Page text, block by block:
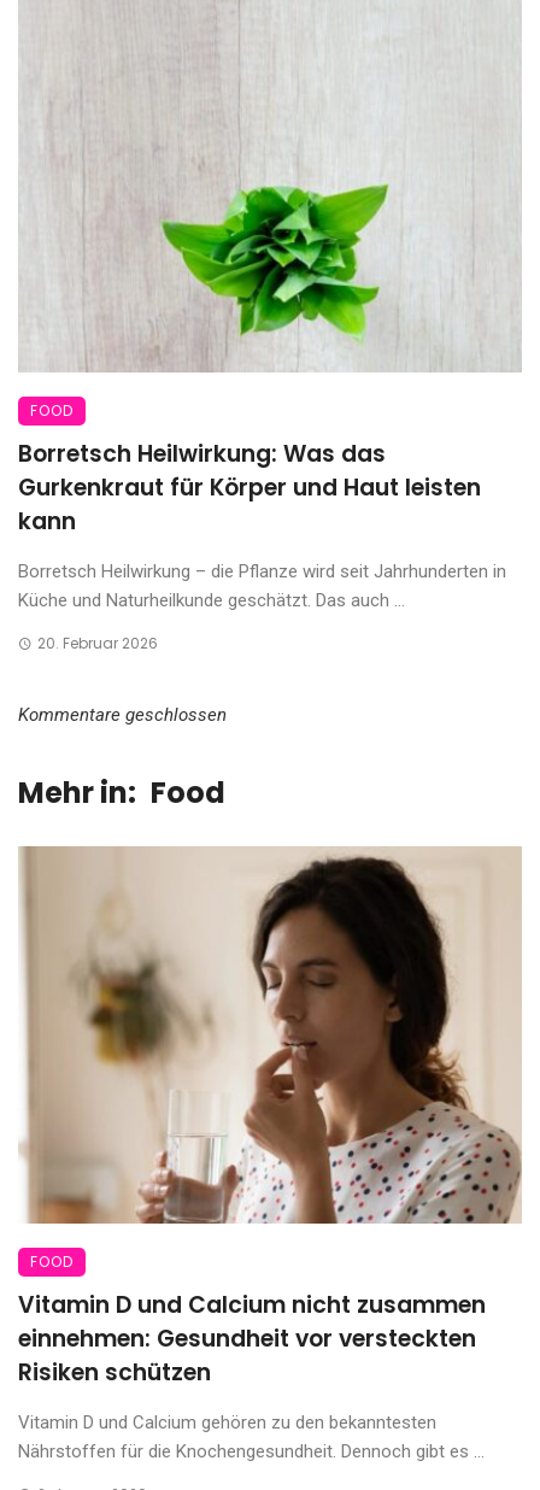
FOOD
Borretsch Heilwirkung: Was das
Gurkenkraut für Körper und Haut leisten
kann
Borretsch Heilwirkung – die Pflanze wird seit Jahrhunderten in
Küche und Naturheilkunde geschätzt. Das auch ...
20. Februar 2026
Kommentare geschlossen
Mehr in: Food
FOOD
Vitamin D und Calcium nicht zusammen
einnehmen: Gesundheit vor versteckten
Risiken schützen
Vitamin D und Calcium gehören zu den bekanntesten
Nährstoffen für die Knochengesundheit. Dennoch gibt es ...